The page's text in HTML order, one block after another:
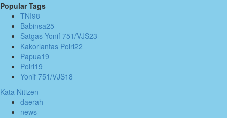
Popular Tags
TNI98
Babinsa25
Satgas Yonif 751/VJS23
Kakorlantas Polri22
Papua19
Polri19
Yonif 751/VJS18
Kata Nitizen
daerah
news